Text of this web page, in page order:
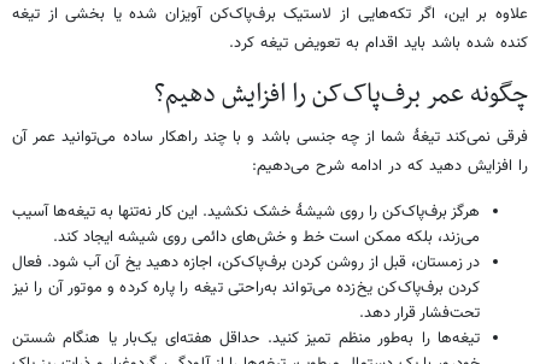
علاوه بر این، اگر تکه‌هایی از لاستیک برف‌پاک‌کن آویزان شده یا بخشی از تیغه
کنده شده باشد باید اقدام به تعویض تیغه کرد.
چگونه عمر برف‌پاک‌کن را افزایش دهیم؟
فرقی نمی‌کند تیغهٔ شما از چه جنسی باشد و با چند راهکار ساده می‌توانید عمر آن
را افزایش دهید که در ادامه شرح می‌دهیم:
هرگز برف‌پاک‌کن را روی شیشهٔ خشک نکشید. این کار نه‌تنها به تیغه‌ها آسیب
می‌زند، بلکه ممکن است خط و خش‌های دائمی روی شیشه ایجاد کند.
در زمستان، قبل از روشن کردن برف‌پاک‌کن، اجازه دهید یخ آن آب شود. فعال
کردن برف‌پاک‌کن یخ‌زده می‌تواند به‌راحتی تیغه را پاره کرده و موتور آن را نیز
تحت‌فشار قرار دهد.
تیغه‌ها را به‌طور منظم تمیز کنید. حداقل هفته‌ای یک‌بار یا هنگام شستن